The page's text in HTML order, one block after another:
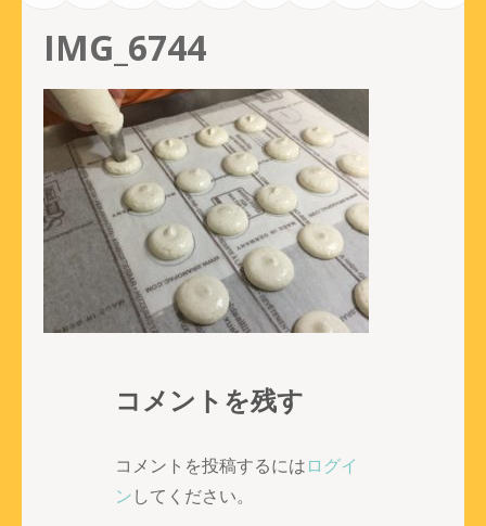
IMG_6744
コメントを残す
コメントを投稿するにはログイ
ンしてください。